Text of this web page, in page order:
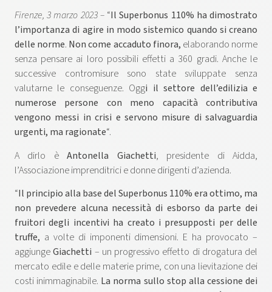
Firenze, 3 marzo 2023 –“Il Superbonus 110% ha dimostrato
l’importanza di agire in modo sistemico quando si creano
delle norme. Non come accaduto finora, elaborando norme
senza pensare ai loro possibili effetti a 360 gradi. Anche le
successive contromisure sono state sviluppate senza
valutarne le conseguenze. Oggi il settore dell’edilizia e
numerose persone con meno capacità contributiva
vengono messi in crisi e servono misure di salvaguardia
urgenti, ma ragionate“.
A dirlo èAntonella Giachetti, presidente di Aidda,
l’Associazione imprenditrici e donne dirigenti d’azienda.
“Il principio alla base del Superbonus 110% era ottimo, ma
non prevedere alcuna necessità di esborso da parte dei
fruitori degli incentivi ha creato i presupposti per delle
truffe, a volte di imponenti dimensioni. E ha provocato –
aggiungeGiachetti – un progressivo effetto di drogatura del
mercato edile e delle materie prime, con una lievitazione dei
costi inimmaginabile. La norma sullo stop alla cessione dei